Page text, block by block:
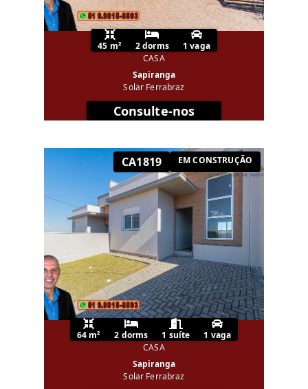
45 m² 2 dorms
1 vaga
CASA
Sapiranga
Solar Ferrabraz
Consulte-nos
CA1819 EM CONSTRUÇÃO
64 m² 2 dorms 1 suíte
1 vaga
CASA
Sapiranga
Solar Ferrabraz